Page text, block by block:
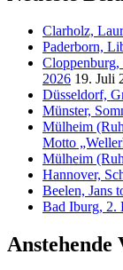
Clarholz,
Paderborn,
2026 19. Juli
Düsseldorf,
Münster,
Mülheim
Motto
Mülheim
Hannover,
Beelen, Jans
Bad Iburg, 2.
Anstehende